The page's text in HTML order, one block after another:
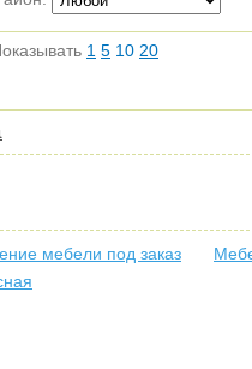
1 5 10 20
мебели под заказ